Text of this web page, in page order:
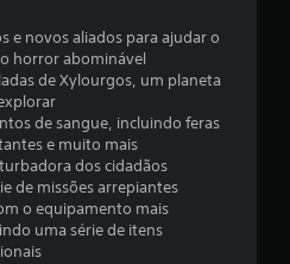
a
l
d
e novos aliados para ajudar o
horror abominável
de Xylourgos, um planeta
de sangue, incluindo feras
e muito mais
dos cidadãos
de missões arrepiantes
o equipamento mais
uma série de itens